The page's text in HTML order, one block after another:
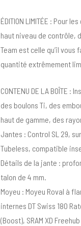
ÉDITION LIMITÉE : Pour
haut niveau de contrôle,
Team est celle qu’il
quantité extrêmement
CONTENU DE LA BOÎTE
des boulons Ti, des
haut de gamme, des
Jantes : Control SL 29,
Tubeless, compatible
Détails de la jante :
talon de 4 mm.
Moyeu : Moyeu Roval à
internes DT Swiss 180
(Boost), SRAM XD